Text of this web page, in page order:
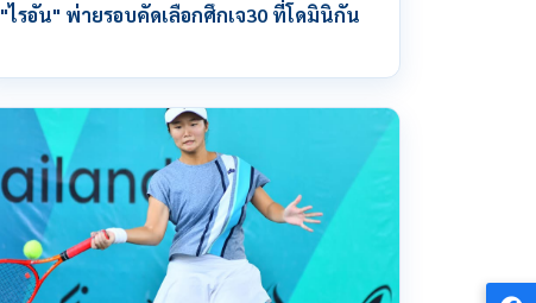
"ไรอัน" พ่ายรอบคัดเลือกศึกเจ30 ที่โดมินิกัน